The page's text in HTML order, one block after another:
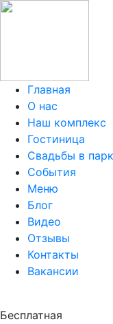
Главная
О нас
Наш комплекс
Гостиница
Свадьбы в
События
Меню
Блог
Видео
Отзывы
Контакты
Вакансии
Бесплатная